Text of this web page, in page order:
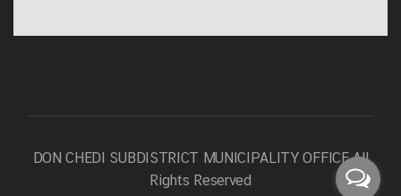
DON CHEDI SUBDISTRICT MUNICIPALITY OFFICEAll
Rights Reserved